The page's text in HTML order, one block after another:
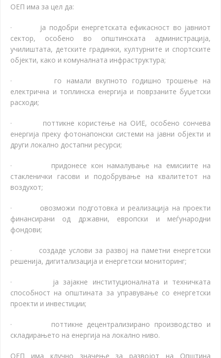
ОЕП има за цел да:
· ја подобри енергетската ефикасност во јавниот
сектор, особено во општинската администрација,
училиштата, детските градинки, културните и спортските
објекти, како и комуналната инфраструктура;
· го намали вкупното годишно трошење на
електрична и топлинска енергија и поврзаните буџетски
расходи;
· поттикне користење на ОИЕ, особено сончева
енергија преку фотонапонски системи на јавни објекти и
други локално достапни ресурси;
· придонесе кон намалување на емисиите на
стакленички гасови и подобрување на квалитетот на
воздухот;
· овозможи подготовка и реализација на проекти
финансирани од државни, европски и меѓународни
фондови;
· создаде услови за развој на паметни енергетски
решенија, дигитализација и енергетски мониторинг;
·
ја зајакне институционалната и техничката
способност на општината за управување со енергетски
проекти и инвестиции;
· поттикне децентрализирано производство и
складирањето на енергија на локално ниво.
ОЕП има клучно значење за развојот на Општина